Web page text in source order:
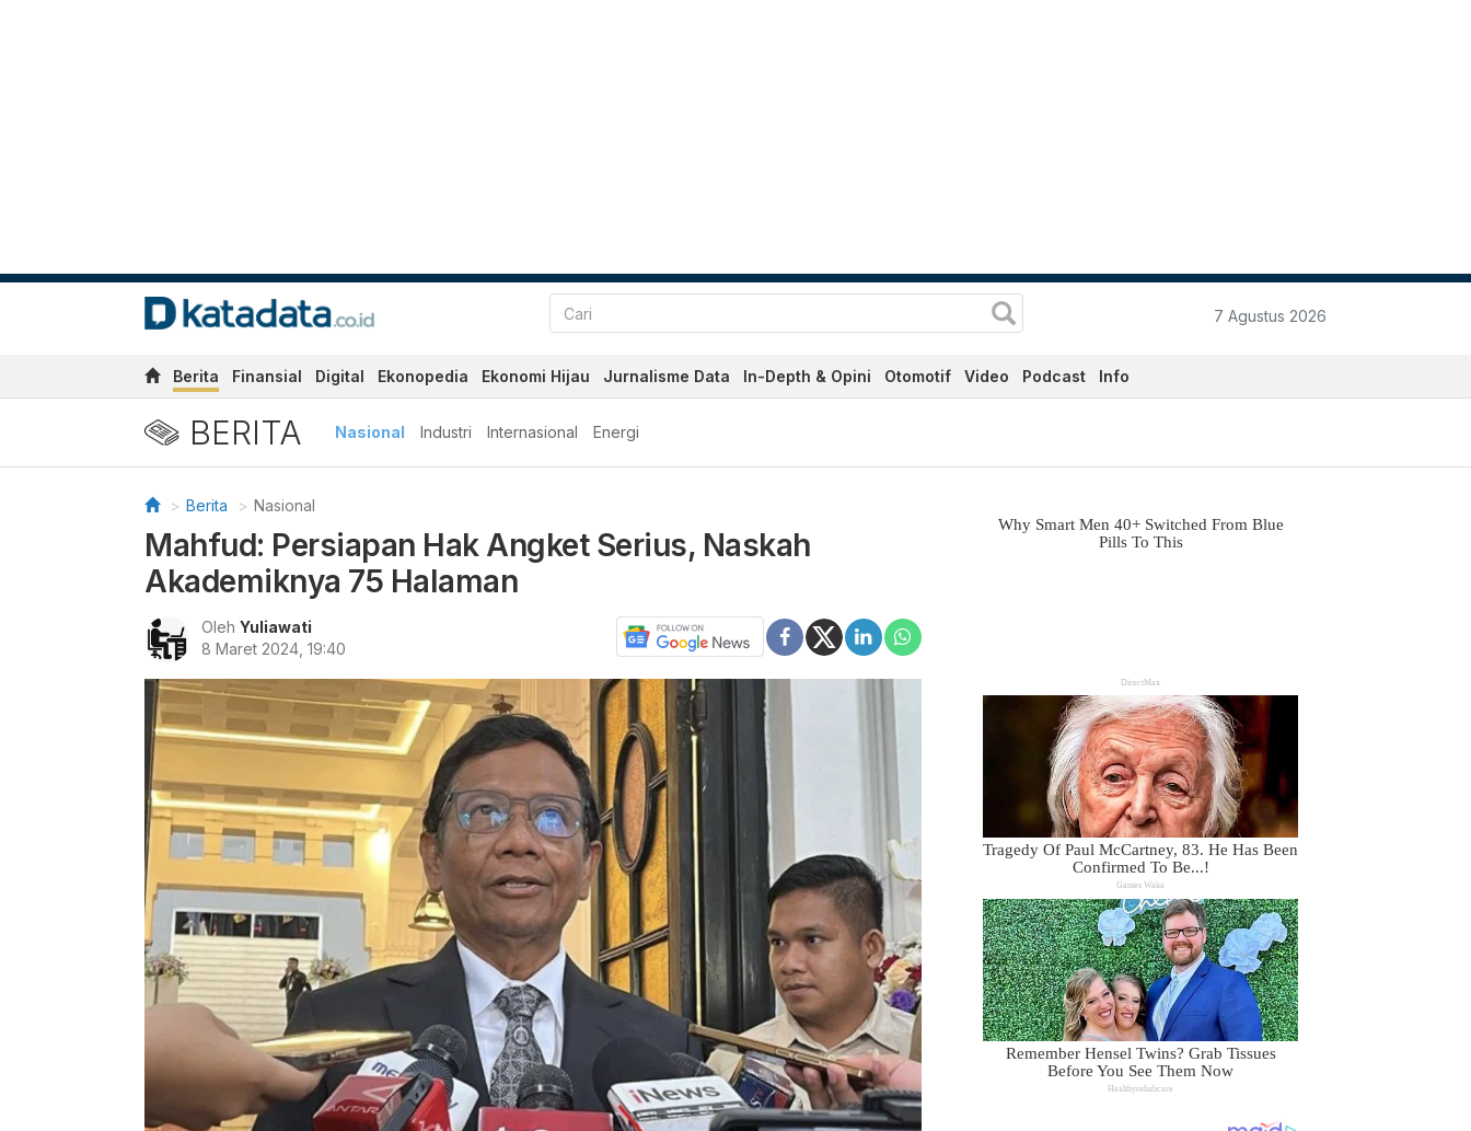
7 Agustus 2026
Berita Finansial Digital Ekonopedia Ekonomi Hijau Jurnalisme Data In-Depth & Opini Otomotif Video Podcast Info
BERITA Nasional Industri Internasional Energi
Berita Nasional
Mahfud: Persiapan Hak Angket Serius, Naskah
Akademiknya 75 Halaman
Oleh Yuliawati
8 Maret 2024, 19:40